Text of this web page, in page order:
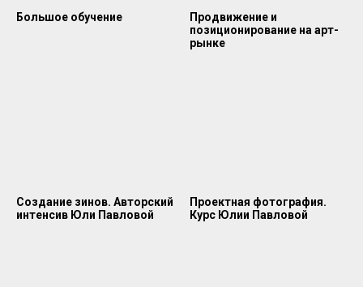
Большое обучение
Продвижение и
позиционирование на арт-
рынке
Создание зинов. Авторский
интенсив Юли Павловой
Проектная фотография.
Курс Юлии Павловой